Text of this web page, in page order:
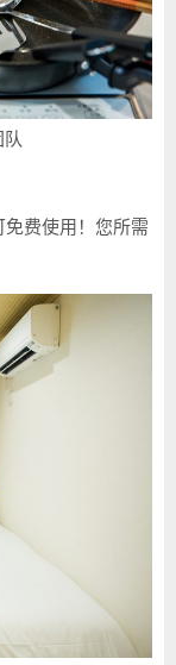
费使用！您所需